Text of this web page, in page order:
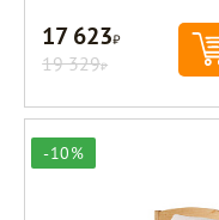
17 623Р
19 329Р
-10%